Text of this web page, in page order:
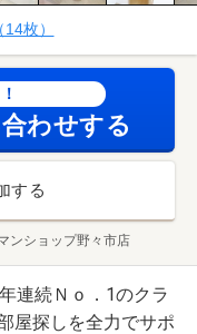
枚）
わせする
する
ンショップ野々市店
連続Ｎｏ．1のクラ
屋探しを全力でサポ